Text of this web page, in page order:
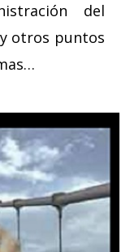
del
otros puntos